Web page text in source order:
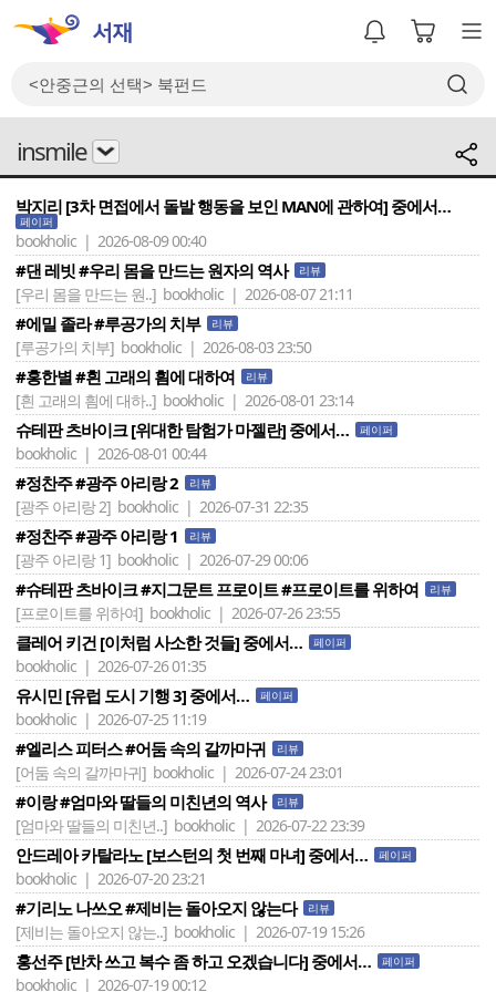
insmile
박지리 [3차 면접에서 돌발 행동을 보인 MAN에 관하여] 중에서…
페이퍼
bookholic | 2026-08-09 00:40
#댄 레빗 #우리 몸을 만드는 원자의 역사 리뷰
[우리 몸을 만드는 원..] bookholic | 2026-08-07 21:11
#에밀 졸라 #루공가의 치부 리뷰
[루공가의 치부] bookholic | 2026-08-03 23:50
#홍한별 #흰 고래의 흼에 대하여 리뷰
[흰 고래의 흼에 대하..] bookholic | 2026-08-01 23:14
슈테판 츠바이크 [위대한 탐험가 마젤란] 중에서… 페이퍼
bookholic | 2026-08-01 00:44
#정찬주 #광주 아리랑 2 리뷰
[광주 아리랑 2] bookholic | 2026-07-31 22:35
#정찬주 #광주 아리랑 1 리뷰
[광주 아리랑 1] bookholic | 2026-07-29 00:06
#슈테판 츠바이크 #지그문트 프로이트 #프로이트를 위하여 리뷰
[프로이트를 위하여] bookholic | 2026-07-26 23:55
클레어 키건 [이처럼 사소한 것들] 중에서… 페이퍼
bookholic | 2026-07-26 01:35
유시민 [유럽 도시 기행 3] 중에서… 페이퍼
bookholic | 2026-07-25 11:19
#엘리스 피터스 #어둠 속의 갈까마귀 리뷰
[어둠 속의 갈까마귀] bookholic | 2026-07-24 23:01
#이랑 #엄마와 딸들의 미친년의 역사 리뷰
[엄마와 딸들의 미친년..] bookholic | 2026-07-22 23:39
안드레아 카탈라노 [보스턴의 첫 번째 마녀] 중에서… 페이퍼
bookholic | 2026-07-20 23:21
#기리노 나쓰오 #제비는 돌아오지 않는다 리뷰
[제비는 돌아오지 않는..] bookholic | 2026-07-19 15:26
홍선주 [반차 쓰고 복수 좀 하고 오겠습니다] 중에서… 페이퍼
bookholic | 2026-07-19 00:12